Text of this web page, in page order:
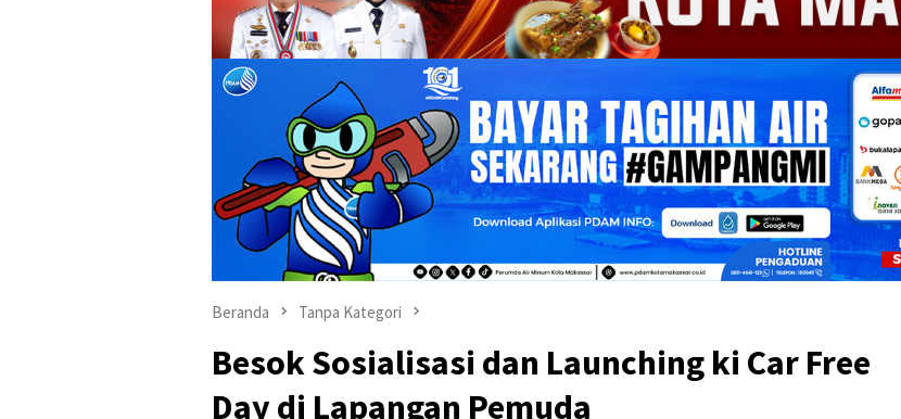
Beranda Tanpa Kategori
Besok Sosialisasi dan Launching ki Car Free
Day di Lapangan Pemuda